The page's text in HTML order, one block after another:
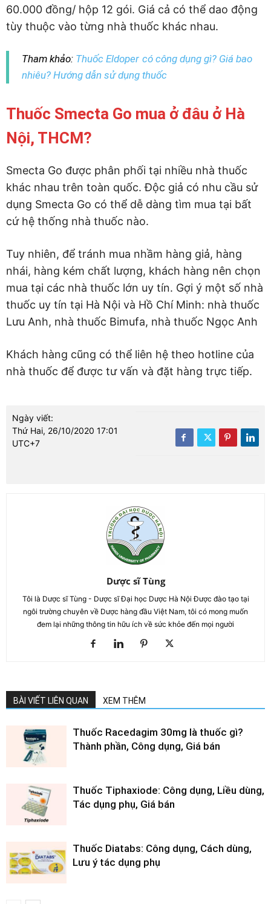
60.000 đồng/ hộp 12 gói. Giá cả có thể dao động
tùy thuộc vào từng nhà thuốc khác nhau.
Tham khảo: Thuốc Eldoper có công dụng gì? Giá bao
nhiêu? Hướng dẫn sử dụng thuốc
Thuốc Smecta Go mua ở đâu ở Hà
Nội, THCM?
Smecta Go được phân phối tại nhiều nhà thuốc
khác nhau trên toàn quốc. Độc giả có nhu cầu sử
dụng Smecta Go có thể dễ dàng tìm mua tại bất
cứ hệ thống nhà thuốc nào.
Tuy nhiên, để tránh mua nhầm hàng giả, hàng
nhái, hàng kém chất lượng, khách hàng nên chọn
mua tại các nhà thuốc lớn uy tín. Gợi ý một số nhà
thuốc uy tín tại Hà Nội và Hồ Chí Minh: nhà thuốc
Lưu Anh, nhà thuốc Bimufa, nhà thuốc Ngọc Anh
Khách hàng cũng có thể liên hệ theo hotline của
nhà thuốc để được tư vấn và đặt hàng trực tiếp.
Ngày viết:
Thứ Hai, 26/10/2020 17:01
UTC+7
Dược sĩ Tùng
Tôi là Dược sĩ Tùng - Dược sĩ Đại học Dược Hà Nội Được đào tạo tại
ngôi trường chuyên về Dược hàng đầu Việt Nam, tôi có mong muốn
đem lại những thông tin hữu ích về sức khỏe đến mọi người
BÀI VIẾT LIÊN QUAN XEM THÊM
Thuốc Racedagim 30mg là thuốc gì?
Thành phần, Công dụng, Giá bán
Thuốc Tiphaxiode: Công dụng, Liều dùng,
Tác dụng phụ, Giá bán
Thuốc Diatabs: Công dụng, Cách dùng,
Lưu ý tác dụng phụ